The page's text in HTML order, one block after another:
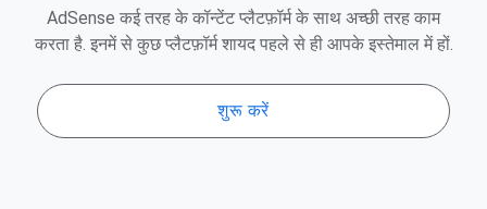
AdSense कई तरह के कॉन्टेंट प्लैटफ़ॉर्म के साथ अच्छी तरह काम
करता है. इनमें से कुछ प्लैटफ़ॉर्म शायद पहले से ही आपके इस्तेमाल में हों.
शुरू करें